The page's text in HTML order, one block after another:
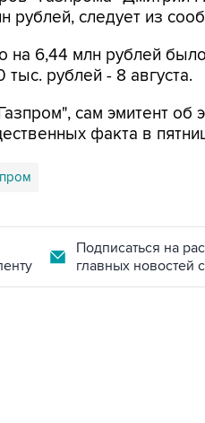
рублей, следует из
на 6,44 млн рублей
рублей - 8 августа.
сам эмитент об
факта в
Подписаться на
главных новостей